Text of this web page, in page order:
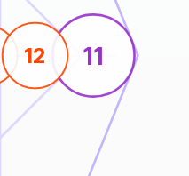
11
12